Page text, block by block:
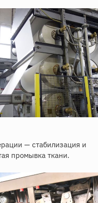
— стабилизация и
промывка ткани.